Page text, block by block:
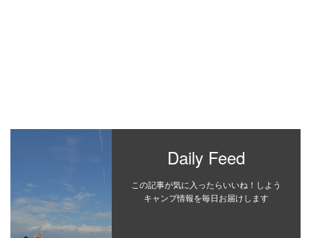
Daily Feed
この記事が気に入ったらいいね！しよう
キャンプ情報を毎日お届けします